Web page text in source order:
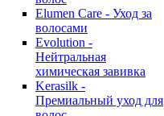
Elumen Care - Уход за
волосами
Evolution -
Нейтральная
химическая завивка
Kerasilk -
Премиальный уход для